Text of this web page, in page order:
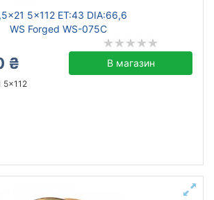
5x112 ET:43 DIA:66,6
WS Forged WS-075C
₴ В магазин
5x112